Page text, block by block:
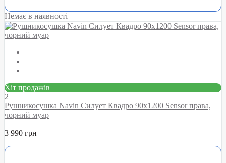
Немає в наявності
Хіт продажів
2
Рушникосушка Navin Силует Квадро 90х1200 Sensor права,
чорний муар
3 990 грн